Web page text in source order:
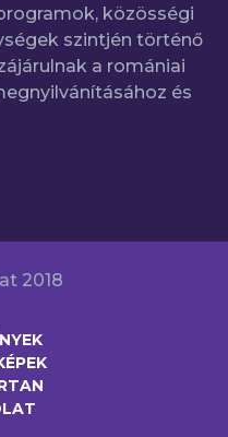
közösségi
szintjén történő
a romániai
és
2018